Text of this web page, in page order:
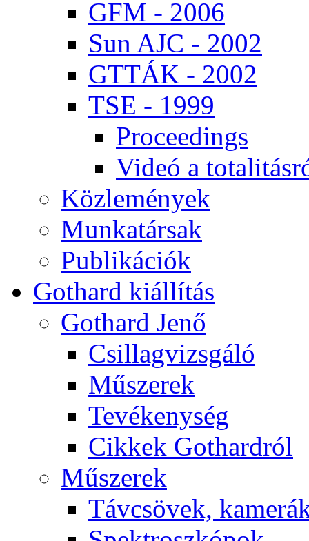
GFM - 2006
Sun AJC - 2002
GT­TÁK - 2002
TSE - 1999
Pro­ce­e­dings
Vi­deó a
Köz­le­mé­nyek
Mun­ka­tár­sak
Pub­li­ká­ci­ók
Got­hard ki­ál­lí­tás
Got­hard Je­nő
Csil­lag­vizs­gá­ló
Mű­sze­rek
Te­vé­keny­ség
Cik­kek Got­hard­ról
Mű­sze­rek
Táv­csö­vek,